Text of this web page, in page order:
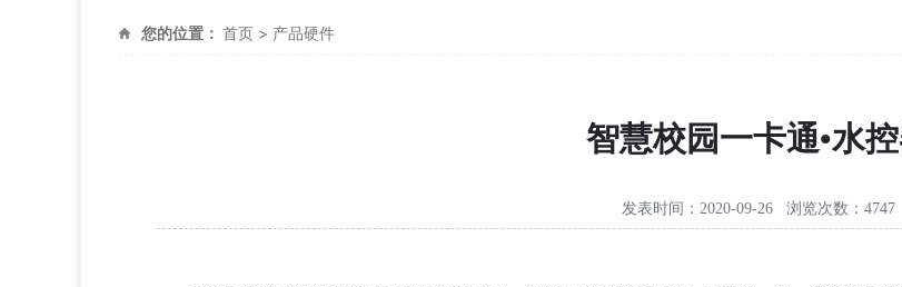
您的位置： 首页 > 产品硬件
智慧校园一卡通•水
发表时间：2020-09-26 浏览次数：4747